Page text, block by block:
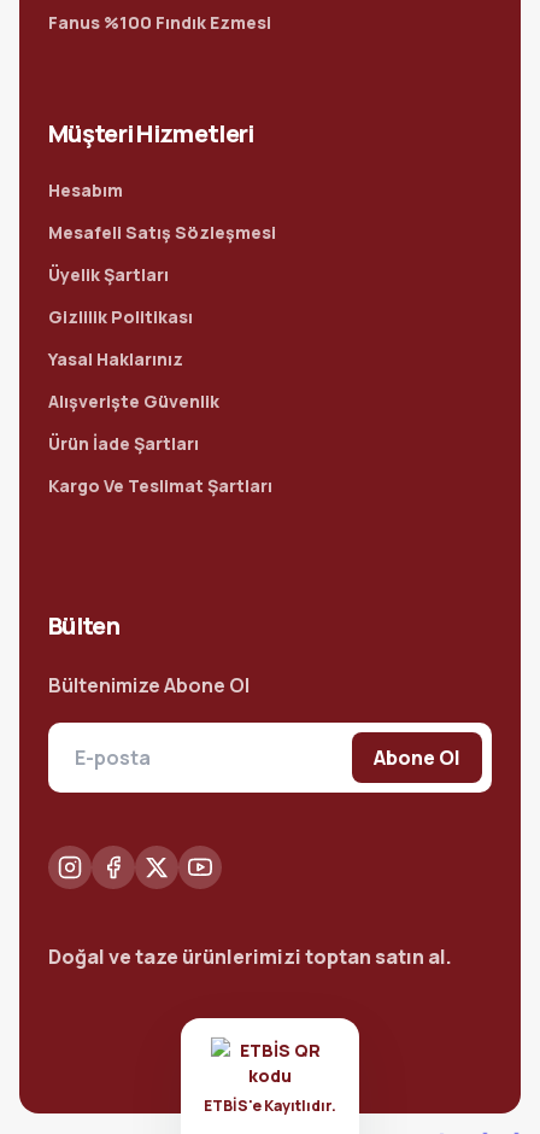
ETBİS'e Kayıtlıdır.
Fanus %100 Fındık Ezmesi
Müşteri Hizmetleri
Hesabım
Mesafeli Satış Sözleşmesi
Üyelik Şartları
Gizlilik Politikası
Yasal Haklarınız
Alışverişte Güvenlik
Ürün İade Şartları
Kargo Ve Teslimat Şartları
Bülten
Bültenimize Abone Ol
Abone Ol
Doğal ve taze ürünlerimizi toptan satın al.